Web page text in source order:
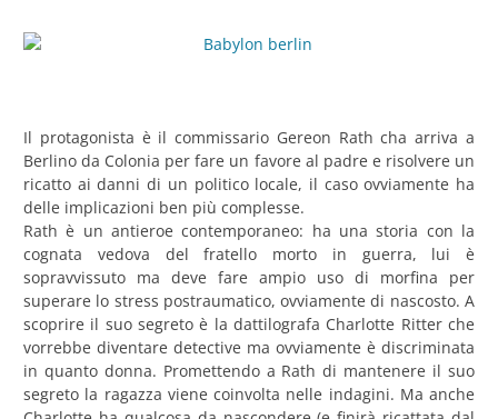
Il protagonista è il commissario Gereon Rath cha arriva a
Berlino da Colonia per fare un favore al padre e risolvere un
ricatto ai danni di un politico locale, il caso ovviamente ha
delle implicazioni ben più complesse.
Rath è un antieroe contemporaneo: ha una storia con la
cognata vedova del fratello morto in guerra, lui è
sopravvissuto ma deve fare ampio uso di morfina per
superare lo stress postraumatico, ovviamente di nascosto. A
scoprire il suo segreto è la dattilografa Charlotte Ritter che
vorrebbe diventare detective ma ovviamente è discriminata
in quanto donna. Promettendo a Rath di mantenere il suo
segreto la ragazza viene coinvolta nelle indagini. Ma anche